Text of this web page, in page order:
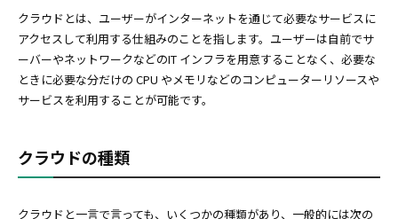
クラウドとは、ユーザーがインターネットを通じて必要なサービスに
アクセスして利用する仕組みのことを指します。ユーザーは自前でサ
ーバーやネットワークなどのIT インフラを用意することなく、必要な
ときに必要な分だけの CPU やメモリなどのコンピューターリソースや
サービスを利用することが可能です。
クラウドの種類
クラウドと一言で言っても、いくつかの種類があり、一般的には次の